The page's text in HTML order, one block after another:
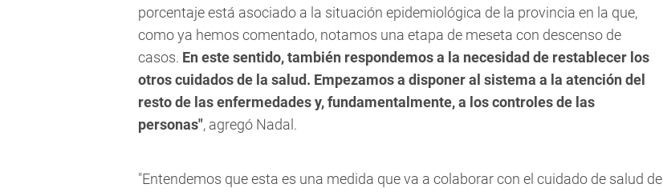
porcentaje está asociado a la situación epidemiológica de la provincia en la que,
como ya hemos comentado, notamos una etapa de meseta con descenso de
casos. En este sentido, también respondemos a la necesidad de restablecer los
otros cuidados de la salud. Empezamos a disponer al sistema a la atención del
resto de las enfermedades y, fundamentalmente, a los controles de las
personas", agregó Nadal.
"Entendemos que esta es una medida que va a colaborar con el cuidado de salud de